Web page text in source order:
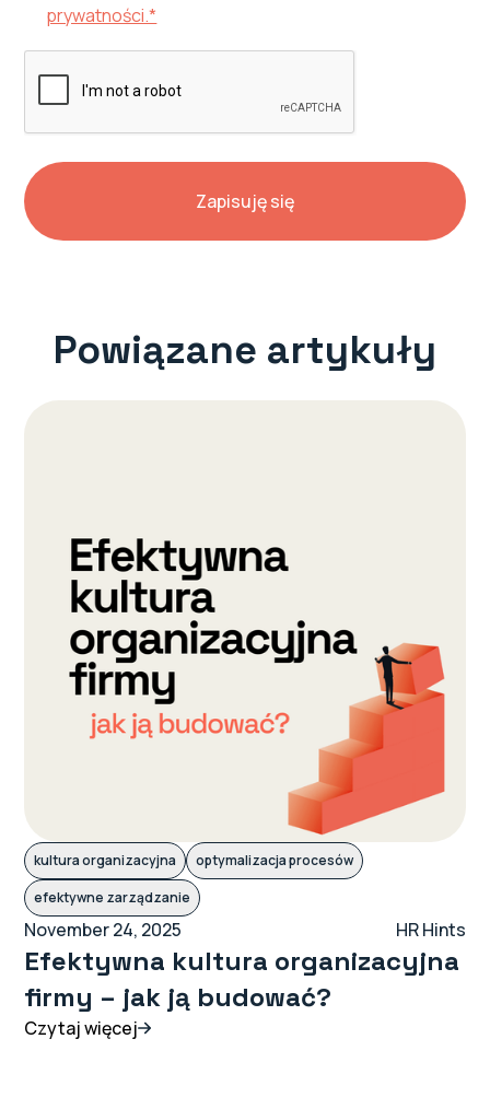
prywatności.*
Powiązane artykuły
kultura organizacyjna
optymalizacja procesów
efektywne zarządzanie
November 24, 2025 HR Hints
Efektywna kultura organizacyjna
firmy – jak ją budować?
Czytaj więcej